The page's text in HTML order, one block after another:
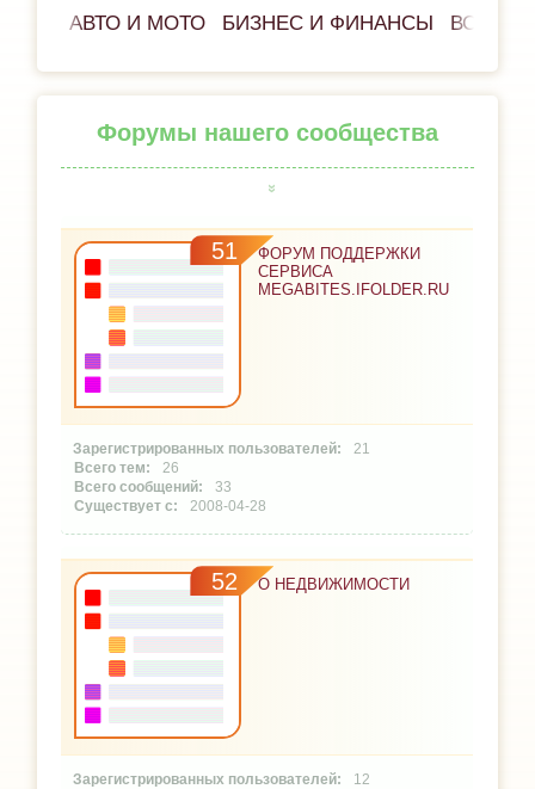
АВТО И МОТО БИЗНЕС И ФИНАНСЫ ВСЁ
Форумы нашего сообщества
51
ФОРУМ ПОДДЕРЖКИ
СЕРВИСА
MEGABITES.IFOLDER.RU
21
26
33
2008-04-28
52 О НЕДВИЖИМОСТИ
12